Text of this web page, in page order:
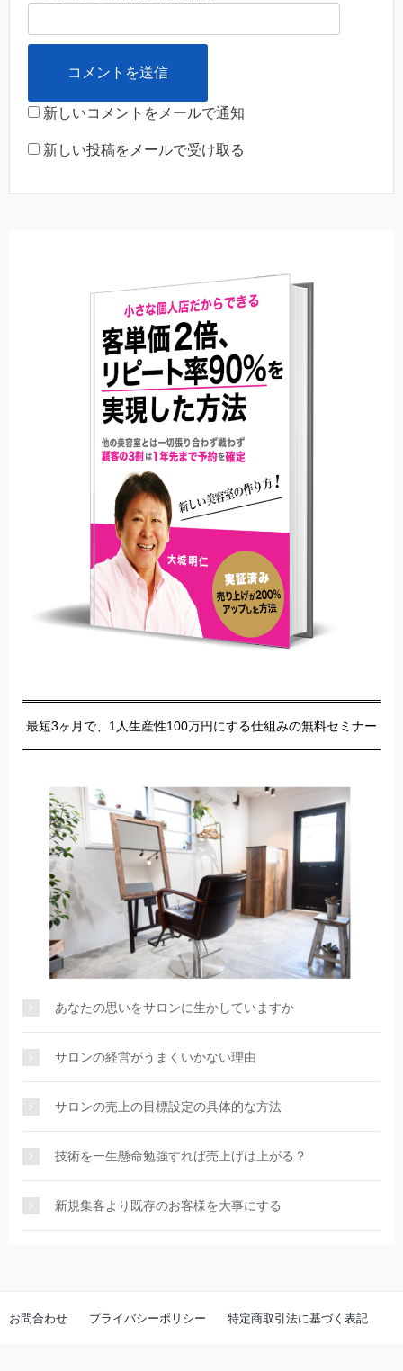
新しいコメントをメールで通知
新しい投稿をメールで受け取る
最短3ヶ月で、1人生産性100万円にする仕組みの無料セミナー
あなたの思いをサロンに生かしていますか
サロンの経営がうまくいかない理由
サロンの売上の目標設定の具体的な方法
技術を一生懸命勉強すれば売上げは上がる？
新規集客より既存のお客様を大事にする
お問合わせ プライバシーポリシー 特定商取引法に基づく表記